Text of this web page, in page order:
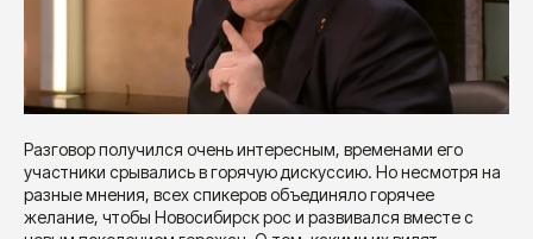
Разговор получился очень интересным, временами его
участники срывались в горячую дискуссию. Но несмотря на
разные мнения, всех спикеров объединяло горячее
желание, чтобы Новосибирск рос и развивался вместе с